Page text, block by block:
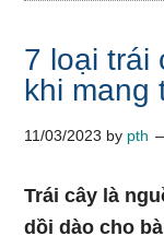
7 loại trái
khi mang
11/03/2023 by pth
Trái cây là
dồi dào cho